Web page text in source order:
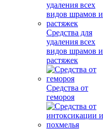
Средства для
удаления всех
видов шрамов и
растяжек
Средства от
гемороя